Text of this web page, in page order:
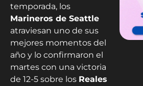
temporada, los
Marineros de Seattle
atraviesan uno de sus
mejores momentos del
año y lo confirmaron el
martes con una victoria
de 12-5 sobre los Reales